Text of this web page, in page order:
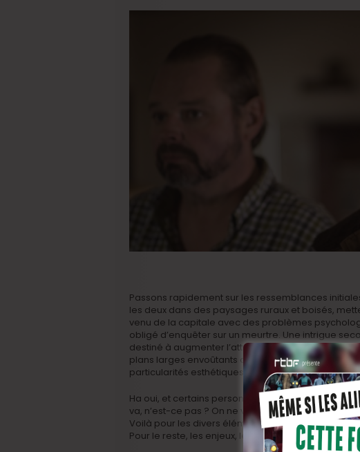
Passons rapidement sur les ressemblances
les deux dans des paysages ruraux et boisés,
venu de la capitale avec des problèmes
obligé d’enquêter sur un meurtre. Une intrigue
destiné à augmenter l’attrait de la région. La
plans larges envoûtants ont été filmés grâce à un
particularités esthétiques de La trêve.
Ha oui, et certains personnages secondaires ont
va, n’est-ce pas ? On ne va plus en faire un
Voilà pour les divers éléments qui pourraient
Pour le reste, les enjeux, le rythme, le ton même